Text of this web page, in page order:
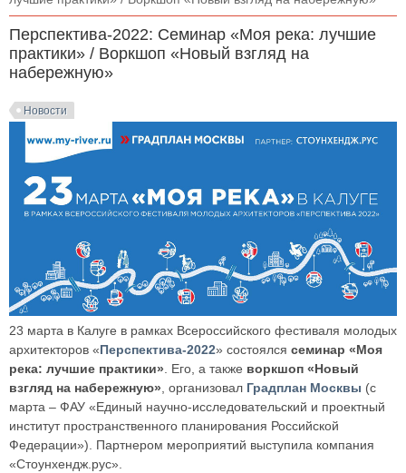
Перспектива-2022: Семинар «Моя река: лучшие
практики» / Воркшоп «Новый взгляд на
набережную»
Новости
23 марта в Калуге в рамках Всероссийского фестиваля молодых
архитекторов «Перспектива-2022» состоялся семинар «Моя
река: лучшие практики». Его, а также воркшоп «Новый
взгляд на набережную», организовал Градплан Москвы (с
марта – ФАУ «Единый научно-исследовательский и проектный
институт пространственного планирования Российской
Федерации»). Партнером мероприятий выступила компания
«Стоунхендж.рус».